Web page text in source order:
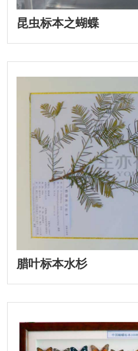
昆虫标本之蝴蝶
腊叶标本水杉